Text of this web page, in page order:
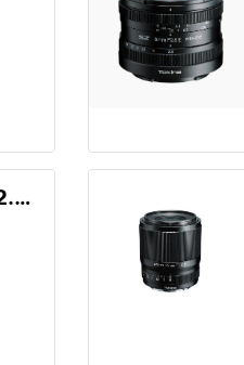
Tokina SZ 8mm F2.8 X FISH-EYE